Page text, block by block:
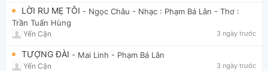
LỜI RU MẸ TÔI - Ngọc Châu - Nhạc : Phạm Bá Lân - Thơ :
Trần Tuấn Hùng
Yến Cận 3 ngày trước
TƯỢNG ĐÀI - Mai Linh - Phạm Bá Lân
Yến Cận 3 ngày trước